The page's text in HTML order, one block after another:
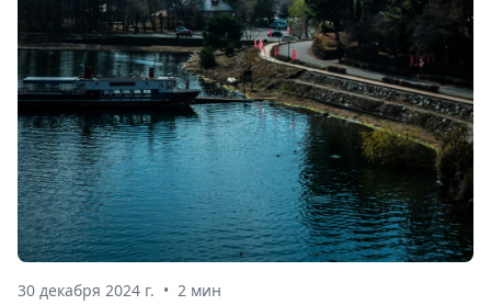
30 декабря 2024 г. • 2 мин